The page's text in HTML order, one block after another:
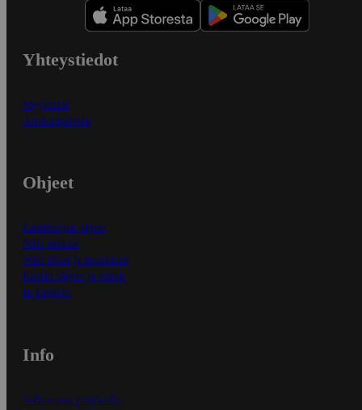
Yhteystiedot
Myymälät
Asiakaspalvelu
Ohjeet
Ensitilaajan ohjeet
Näin maksat
Näin tilaat ja muokkaat
Kaikki ohjeet ja vinkit
In English
Info
S-Business yrityksille